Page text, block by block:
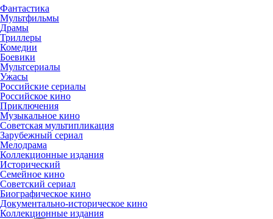
Фантастика
Мультфильмы
Драмы
Триллеры
Комедии
Боевики
Мультсериалы
Ужасы
Российские сериалы
Российское кино
Приключения
Музыкальное кино
Советская мультипликация
Зарубежный сериал
Мелодрама
Коллекционные издания
Исторический
Семейное кино
Советский сериал
Биографическое кино
Документально-историческое кино
Коллекционные издания